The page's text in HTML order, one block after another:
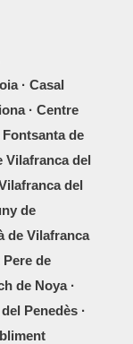
· Casal
· Centre
de
Vilafranca del
del
de
de Vilafranca
Pere de
de Noya ·
Penedès ·